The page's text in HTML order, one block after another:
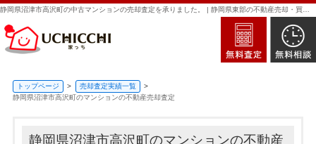
トップページ
売却査定実績一覧
静岡県沼津市高沢町のマンションの不動産売却査定
静岡県沼津市高沢町のマンションの不動産